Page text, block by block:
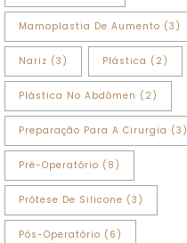
Mamoplastia De Aumento (3)
Nariz (3) Plástica (2)
Plástica No Abdômen (2)
Preparação Para A Cirurgia (3)
Pré-Operatório (8)
Prótese De Silicone (3)
Pós-Operatório (6)